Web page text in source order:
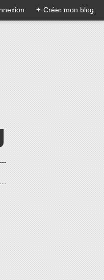
+ Créer mon blog